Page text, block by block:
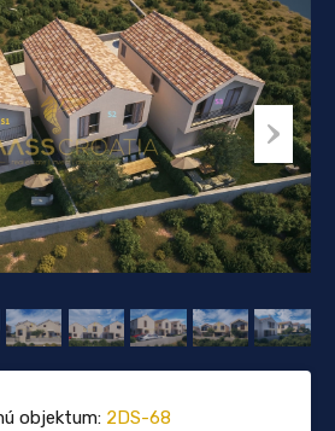
objektum: 2DS-68